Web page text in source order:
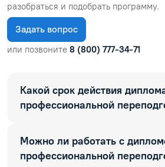
разобраться и подобрать программу.
Задать вопрос
или позвоните 8 (800) 777-34-71
Какой срок действия
профессиональной
Можно ли работать с
профессиональной